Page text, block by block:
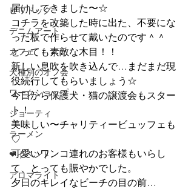
ビワドッグ
デニムアート
カフェ
犬種別のオフ会
ワークショップ
ジョーティ
ラーメン
❤イベント
アロマライト
届けしてきました〜☆
コチラを改築した時に出た、不要にな
った板で作らせて戴いたのです＾＾
とっても素敵な木目！！
新しい息吹を吹き込んで…まだまだ現
役続行してもらいましょう☆
今日から保護犬・猫の譲渡会もスター
ト！
美味しい〜チャリティービュッフェも
♡
可愛いワンコ連れのお客様もいらし
て、とっても賑やかでした。
夕日のキレイなビーチの目の前…